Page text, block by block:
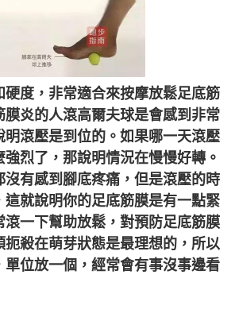
硬度，非常適合來按摩放鬆足底筋
膜炎的人滾高爾夫球是會感到非常
明滾壓是到位的。如果哪一天滾壓
強烈了，那說明情況在慢慢好轉。
沒有感到腳底疼痛，但是滾壓的時
這就說明你的足底筋膜是有一點緊
滾一下幫助放鬆，對預防足底筋膜
扼殺在萌芽狀態是最理想的，所以
單位放一個，經常會有事沒事邊看